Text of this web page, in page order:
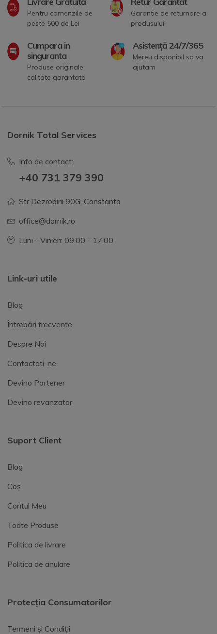
Pentru comenzile de
peste 500 de Lei
Garantie de returnare a
produsului
Cumpara in
singuranta
Produse originale,
calitate garantata
Asistență 24/7/365
Mereu disponibil sa va
ajutam
Dornik Total Services
Info de contact:
+40 731 379 390
Str Dezrobirii 90G, Constanta
office@dornik.ro
Luni - Vinieri: 09.00 - 17.00
Link-uri utile
Blog
Întrebări frecvente
Despre Noi
Contactati-ne
Devino Partener
Devino revanzator
Suport Client
Blog
Coș
Contul Meu
Toate Produse
Politica de livrare
Politica de anulare
Protecția Consumatorilor
Termeni și Condiții